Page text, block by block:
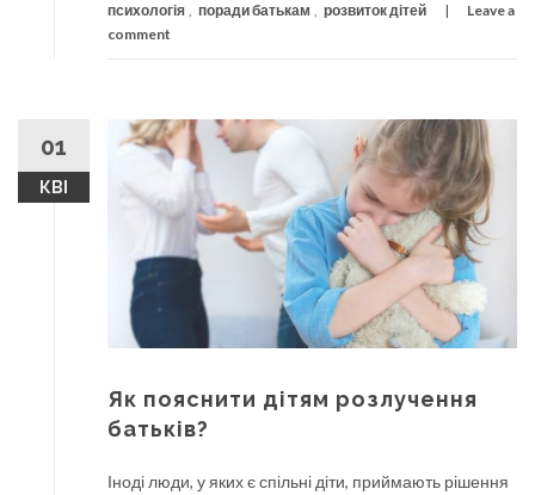
психологія , поради батькам , розвиток дітей
Leave a
comment
01
КВІ
Як пояснити дітям розлучення
батьків?
Іноді люди, у яких є спільні діти, приймають рішення